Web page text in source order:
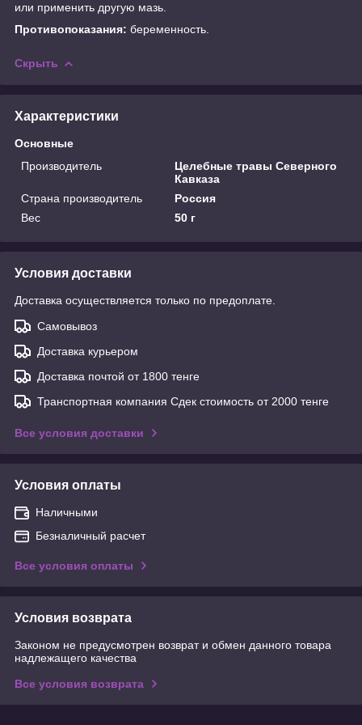
или применить другую мазь.
Противопоказания: беременность.
Скрыть
Характеристики
Основные
Производитель
Целебные травы Северного
Кавказа
Страна производитель
Россия
Вес
50 г
Условия доставки
Доставка осуществляется только по предоплате.
Самовывоз
Доставка курьером
Доставка почтой от 1800 тенге
Транспортная компания Сдек стоимость от 2000 тенге
Все условия доставки
Условия оплаты
Наличными
Безналичный расчет
Все условия оплаты
Условия возврата
Законом не предусмотрен возврат и обмен данного товара
надлежащего качества
Все условия возврата